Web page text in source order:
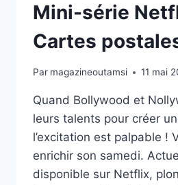
Mini-série
Cartes
Par magazineoutamsi 11 mai
Quand Bollywood et
leurs talents pour créer
l’excitation est palpable !
enrichir son samedi.
disponible sur Netflix,